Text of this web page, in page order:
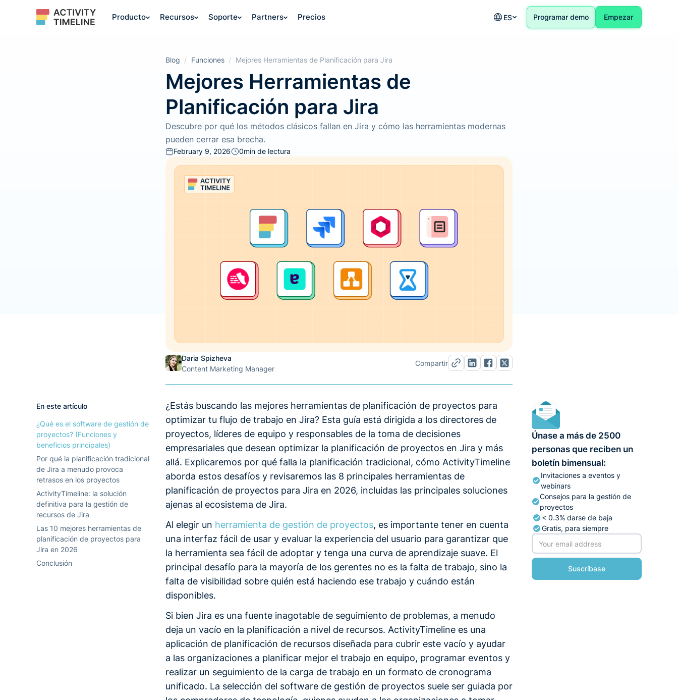
Producto Recursos Soporte Partners Precios ES Programar demo Empezar
Blog / Funciones / Mejores Herramientas de Planificación para Jira
Mejores Herramientas de
Planificación para Jira
Descubre por qué los métodos clásicos fallan en Jira y cómo las herramientas modernas
pueden cerrar esa brecha.
February 9, 2026 0min de lectura
Daria Spizheva
Content Marketing Manager
Compartir
En este artículo
¿Qué es el software de gestión de
proyectos? (Funciones y
beneficios principales)
Por qué la planificación tradicional
de Jira a menudo provoca
retrasos en los proyectos
ActivityTimeline: la solución
definitiva para la gestión de
recursos de Jira
Las 10 mejores herramientas de
planificación de proyectos para
Jira en 2026
Conclusión
¿Estás buscando las mejores herramientas de planificación de proyectos para
optimizar tu flujo de trabajo en Jira? Esta guía está dirigida a los directores de
proyectos, líderes de equipo y responsables de la toma de decisiones
empresariales que desean optimizar la planificación de proyectos en Jira y más
allá. Explicaremos por qué falla la planificación tradicional, cómo ActivityTimeline
aborda estos desafíos y revisaremos las 8 principales herramientas de
planificación de proyectos para Jira en 2026, incluidas las principales soluciones
ajenas al ecosistema de Jira.
Al elegir un herramienta de gestión de proyectos, es importante tener en cuenta
una interfaz fácil de usar y evaluar la experiencia del usuario para garantizar que
la herramienta sea fácil de adoptar y tenga una curva de aprendizaje suave. El
principal desafío para la mayoría de los gerentes no es la falta de trabajo, sino la
falta de visibilidad sobre quién está haciendo ese trabajo y cuándo están
disponibles.
Si bien Jira es una fuente inagotable de seguimiento de problemas, a menudo
deja un vacío en la planificación a nivel de recursos. ActivityTimeline es una
aplicación de planificación de recursos diseñada para cubrir este vacío y ayudar
a las organizaciones a planificar mejor el trabajo en equipo, programar eventos y
realizar un seguimiento de la carga de trabajo en un formato de cronograma
unificado. La selección del software de gestión de proyectos suele ser guiada por
Únase a más de 2500
personas que reciben un
boletín bimensual:
Invitaciones a eventos y
webinars
Consejos para la gestión de
proyectos
< 0.3% darse de baja
Gratis, para siempre